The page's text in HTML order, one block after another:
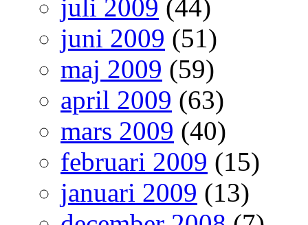
juli 2009 (44)
juni 2009 (51)
maj 2009 (59)
april 2009 (63)
mars 2009 (40)
februari 2009 (15)
januari 2009 (13)